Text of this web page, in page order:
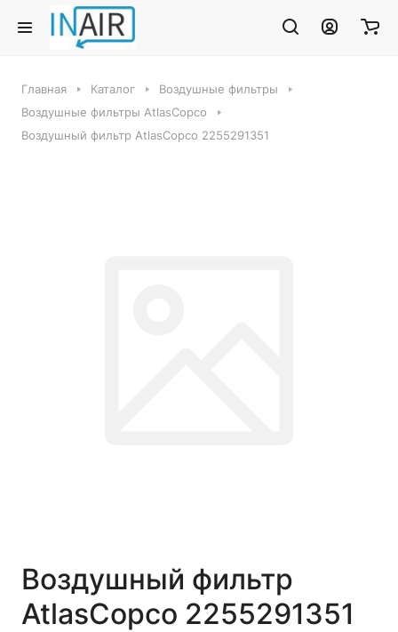
Главная Каталог
Воздушные фильтры
Воздушные фильтры AtlasCopco
Воздушный фильтр AtlasCopco 2255291351
Воздушный фильтр
AtlasCopco 2255291351